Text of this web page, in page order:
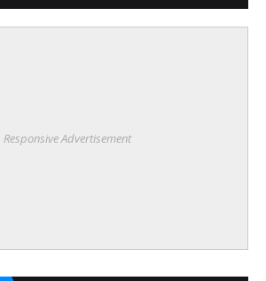
Responsive Advertisement